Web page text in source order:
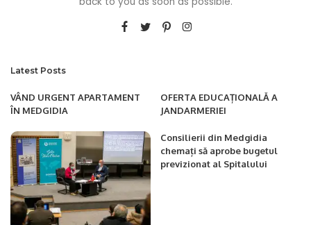
Latest Posts
VÂND URGENT APARTAMENT
ÎN MEDGIDIA
OFERTA EDUCAȚIONALĂ A
JANDARMERIEI
Consilierii din Medgidia
chemați să aprobe bugetul
previzionat al Spitalului